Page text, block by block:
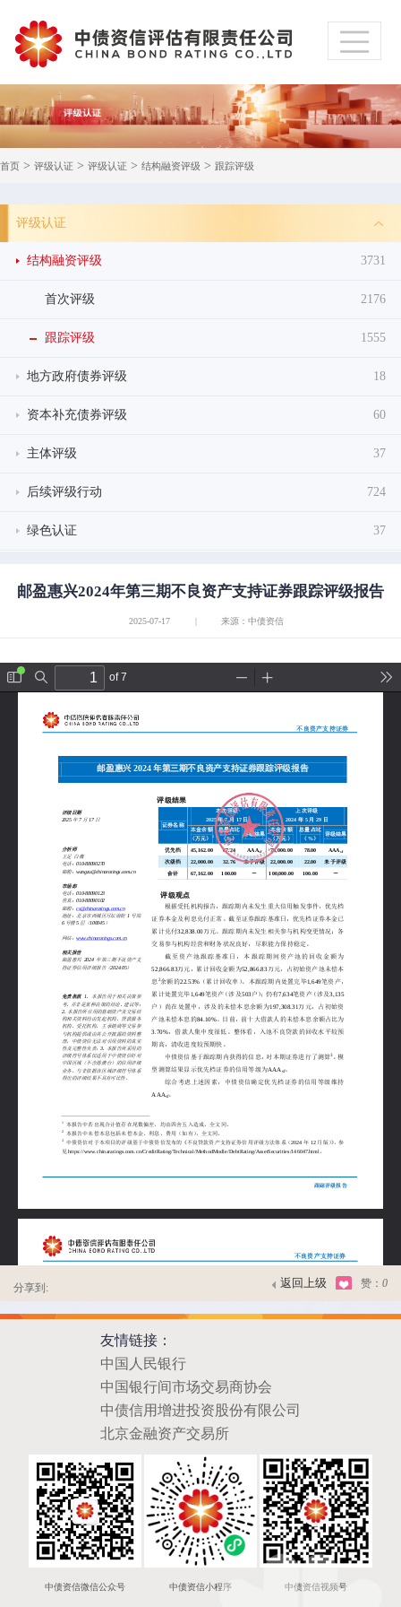
首页 > 评级认证 > 评级认证 > 结构融资评级 > 跟踪评级
评级认证
结构融资评级 3731
首次评级 2176
跟踪评级 1555
地方政府债券评级 18
资本补充债券评级 60
主体评级 37
后续评级行动 724
绿色认证 37
邮盈惠兴2024年第三期不良资产支持证券跟踪评级报告
2025-07-17 | 来源：中债资信
分享到: 返回上级 赞： 0
友情链接：
中国人民银行
中国银行间市场交易商协会
中债信用增进投资股份有限公司
北京金融资产交易所
中债资信微信公众号 中债资信小程序 中债资信视频号